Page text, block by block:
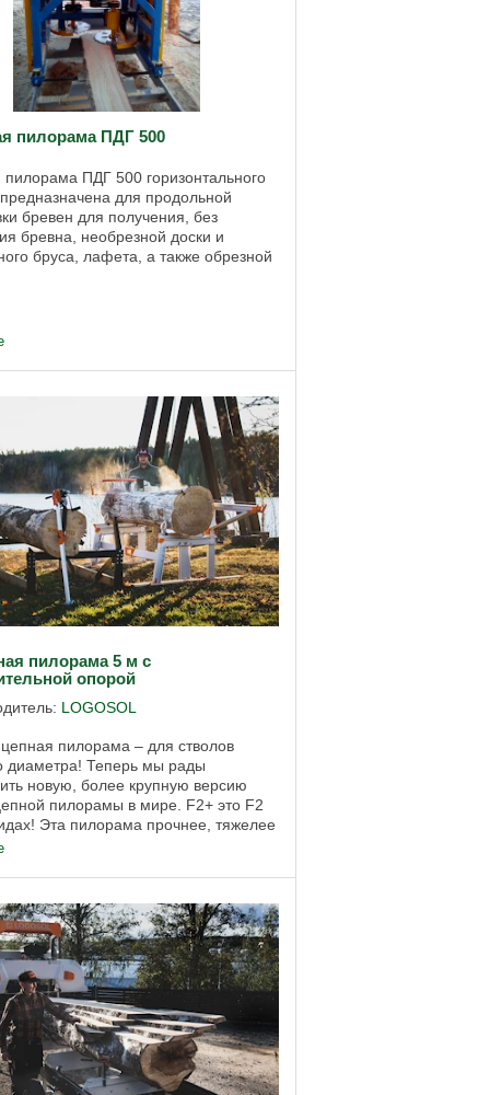
пилорама ПДГ 500
пилорама ПДГ 500 горизонтального
для продольной
бревен для получения, без
бревна, необрезной доски и
бруса, лафета, а также обрезной
пилорама 5 м с
опорой
LOGOSOL
пилорама – для стволов
диаметра! Теперь мы рады
новую, более крупную версию
пилорамы в мире. F2+ это F2
Эта пилорама прочнее, тяжелее
требованиям клиентов, которым